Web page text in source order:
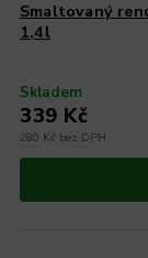
Smaltovaný
1,4l
Skladem
280 Kč bez DPH
339 Kč